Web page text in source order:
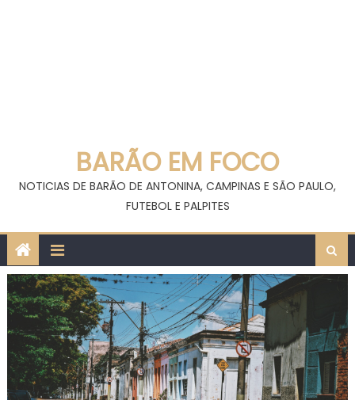
BARÃO EM FOCO
NOTICIAS DE BARÃO DE ANTONINA, CAMPINAS E SÃO PAULO,
FUTEBOL E PALPITES